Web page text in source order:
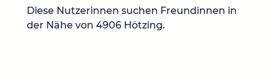
Diese Nutzerinnen suchen Freundinnen in
der Nähe von 4906 Hötzing.